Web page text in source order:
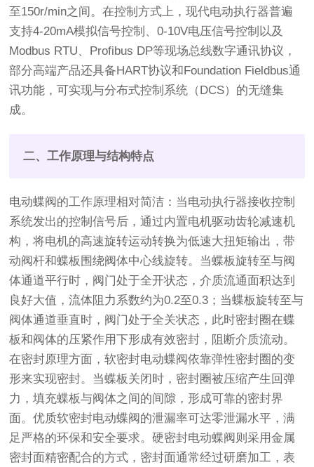
至150r/min之间。在控制方式上，现代电动执行器普遍
支持4-20mA模拟信号控制、0-10V电压信号控制以及
Modbus RTU、Profibus DP等现场总线数字通讯协议，
部分高端产品还具备HART协议和Foundation Fieldbus通
讯功能，可实现与分布式控制系统（DCS）的无缝集
成。
二、工作原理与结构特点
电动蝶阀的工作原理相对简洁：当电动执行器接收控制
系统发出的控制信号后，通过内置电机驱动齿轮减速机
构，将电机的高速旋转运动转换为低速大扭矩输出，带
动阀杆和蝶板围绕阀体中心线旋转。当蝶板旋转至与阀
体通道平行时，阀门处于全开状态，介质流通面积达到
良好大值，流体阻力系数约为0.2至0.3；当蝶板旋转至与
阀体通道垂直时，阀门处于全关状态，此时密封圈在蝶
板和阀体的压紧作用下形成有效密封，阻断介质流动。
在密封原理方面，软密封电动蝶阀依靠弹性密封圈的变
形来实现密封。当蝶板关闭时，密封圈被压缩产生回弹
力，填充蝶板与阀体之间的间隙，形成可靠的密封界
面。优质软密封电动蝶阀的泄漏率可达零泄漏水平，满
足严格的环保和安全要求。硬密封电动蝶阀则采用金属
密封面精密配合的方式，密封面通常经过研磨加工，表